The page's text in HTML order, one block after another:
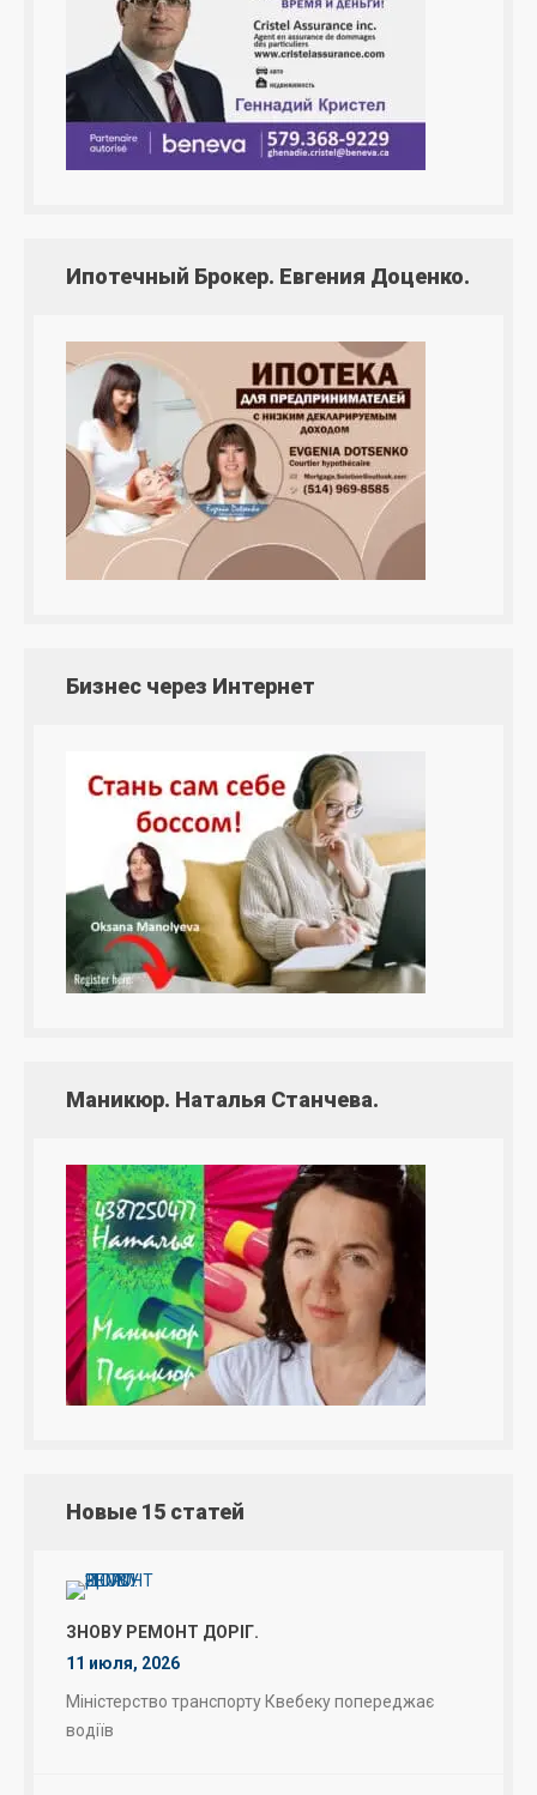
Ипотечный Брокер. Евгения Доценко.
Бизнес через Интернет
Маникюр. Наталья Станчева.
Новые 15 статей
ЗНОВУ РЕМОНТ ДОРІГ.
11 июля, 2026
Міністерство транспорту Квебеку попереджає
водіїв